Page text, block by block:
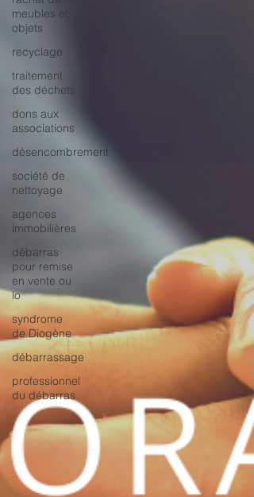
meubles et
objets
recyclage
traitement
des déchets
dons aux
associations
désencombrement
société de
nettoyage
agences
immobilières
débarras
pour remise
en vente ou
lo
syndrome
de Diogène
débarrassage
professionnel
du débarras